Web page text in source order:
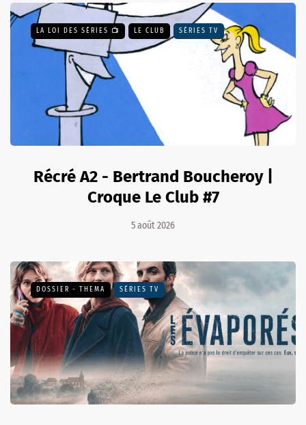
LA LOI DES SÉRIES 📺 LE CLUB SÉRIES TV
Récré A2 - Bertrand Boucheroy |
Croque Le Club #7
5 août 2026
DOSSIER - THEMA SÉRIES TV